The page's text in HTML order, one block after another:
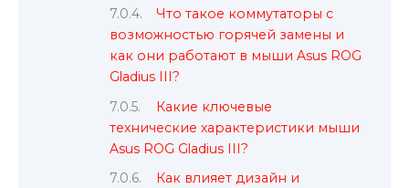
Что такое коммутаторы с
возможностью горячей замены и
как они работают в мыши Asus ROG
Gladius III?
Какие ключевые
технические характеристики мыши
Asus ROG Gladius III?
Как влияет дизайн и